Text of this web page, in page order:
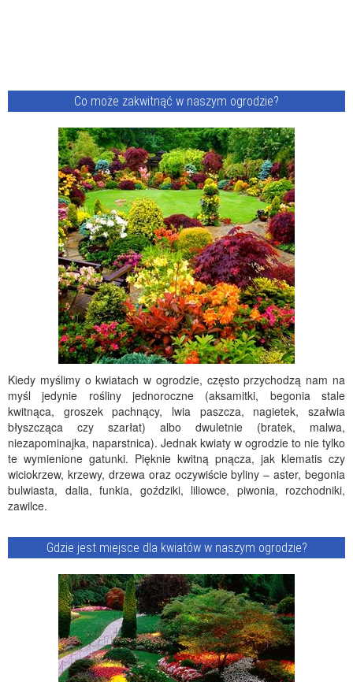
Co może zakwitnąć w naszym ogrodzie?
Kiedy myślimy o kwiatach w ogrodzie, często przychodzą nam na
myśl jedynie rośliny jednoroczne (aksamitki, begonia stale
kwitnąca, groszek pachnący, lwia paszcza, nagietek, szałwia
błyszcząca czy szarłat) albo dwuletnie (bratek, malwa,
niezapominajka, naparstnica). Jednak kwiaty w ogrodzie to nie tylko
te wymienione gatunki. Pięknie kwitną pnącza, jak klematis czy
wiciokrzew, krzewy, drzewa oraz oczywiście byliny – aster, begonia
bulwiasta, dalia, funkia, goździki, liliowce, piwonia, rozchodniki,
zawilce.
Gdzie jest miejsce dla kwiatów w naszym ogrodzie?